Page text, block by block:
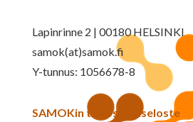
Lapinrinne 2 | 00180 HELSINKI
samok(at)samok.fi
Y-tunnus: 1056678-8
SAMOKin tietosuojaseloste